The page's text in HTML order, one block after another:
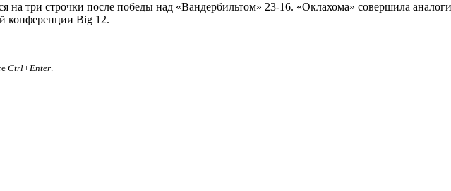
на три строчки после победы над «Вандербильтом» 23-16. «Оклахома» совершила
конференции Big 12.
Ctrl+Enter.